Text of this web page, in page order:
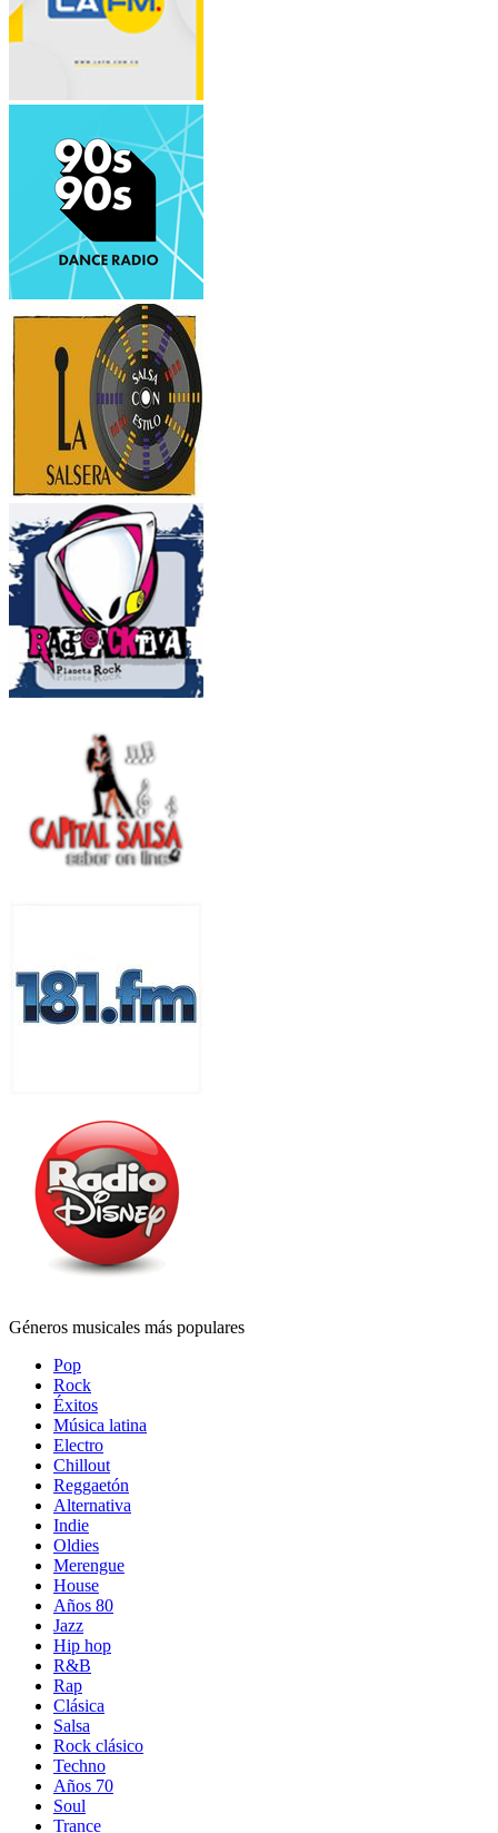
Géneros musicales más populares
Pop
Rock
Éxitos
Música latina
Electro
Chillout
Reggaetón
Alternativa
Indie
Oldies
Merengue
House
Años 80
Jazz
Hip hop
R&B
Rap
Clásica
Salsa
Rock clásico
Techno
Años 70
Soul
Trance